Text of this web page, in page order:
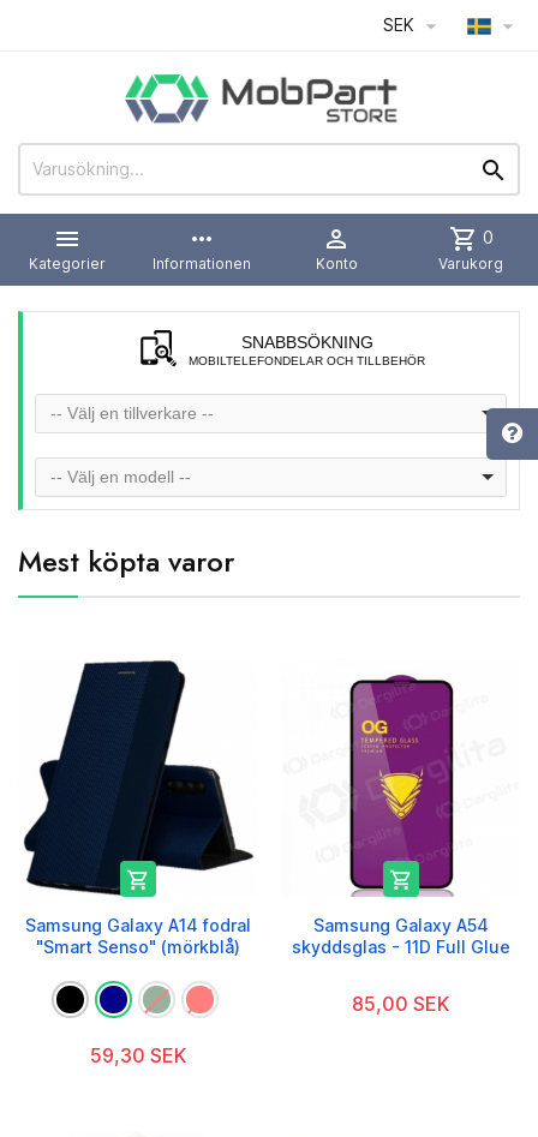
SEK  


Kategorier
more_horiz
Informationen

Konto
shopping_cart 0
Varukorg
SNABBSÖKNING
MOBILTELEFONDELAR OCH TILLBEHÖR
-- Välj en tillverkare --
-- Välj en modell --
Mest köpta varor

Samsung Galaxy A14 fodral
"Smart Senso" (mörkblå)
59,30 SEK

Samsung Galaxy A54
skyddsglas - 11D Full Glue
85,00 SEK